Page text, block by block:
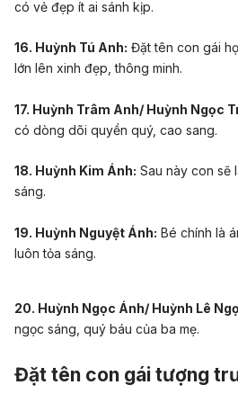
có vẻ đẹp ít ai sánh kịp.
16. Huỳnh Tú Anh: Đặt tên con gái
lớn lên xinh đẹp, thông minh.
17. Huỳnh Trâm Anh/ Huỳnh Ngọc
có dòng dõi quyền quý, cao sang.
18. Huỳnh Kim Ánh: Sau này con sẽ
sáng.
19. Huỳnh Nguyệt Ánh: Bé chính là
luôn tỏa sáng.
20. Huỳnh Ngọc Ánh/ Huỳnh Lê
ngọc sáng, quý báu của ba mẹ.
Đặt tên con gái tượng